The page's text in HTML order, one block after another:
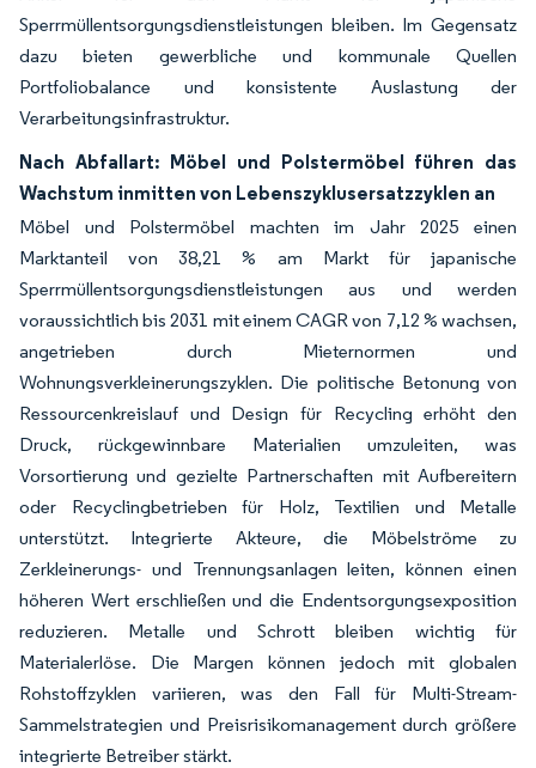
Sperrmüllentsorgungsdienstleistungen bleiben. Im Gegensatz
dazu bieten gewerbliche und kommunale Quellen
Portfoliobalance und konsistente Auslastung der
Verarbeitungsinfrastruktur.
Nach Abfallart: Möbel und Polstermöbel führen das
Wachstum inmitten von Lebenszyklusersatzzyklen an
Möbel und Polstermöbel machten im Jahr 2025 einen
Marktanteil von 38,21 % am Markt für japanische
Sperrmüllentsorgungsdienstleistungen aus und werden
voraussichtlich bis 2031 mit einem CAGR von 7,12 % wachsen,
angetrieben durch Mieternormen und
Wohnungsverkleinerungszyklen. Die politische Betonung von
Ressourcenkreislauf und Design für Recycling erhöht den
Druck, rückgewinnbare Materialien umzuleiten, was
Vorsortierung und gezielte Partnerschaften mit Aufbereitern
oder Recyclingbetrieben für Holz, Textilien und Metalle
unterstützt. Integrierte Akteure, die Möbelströme zu
Zerkleinerungs- und Trennungsanlagen leiten, können einen
höheren Wert erschließen und die Endentsorgungsexposition
reduzieren. Metalle und Schrott bleiben wichtig für
Materialerlöse. Die Margen können jedoch mit globalen
Rohstoffzyklen variieren, was den Fall für Multi-Stream-
Sammelstrategien und Preisrisikomanagement durch größere
integrierte Betreiber stärkt.